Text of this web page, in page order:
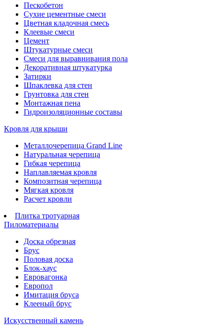
Пескобетон
Сухие цементные смеси
Цветная кладочная смесь
Клеевые смеси
Цемент
Штукатурные смеси
Смеси для выравнивания пола
Декоративная штукатурка
Затирки
Шпаклевка для стен
Грунтовка для стен
Монтажная пена
Гидроизоляционные составы
Кровля для крыши
Металлочерепица Grand Line
Натуральная черепица
Гибкая черепица
Наплавляемая кровля
Композитная черепица
Мягкая кровля
Расчет кровли
Плитка тротуарная
Пиломатериалы
Доска обрезная
Брус
Половая доска
Блок-хаус
Евровагонка
Европол
Имитация бруса
Клееный брус
Искусственный камень